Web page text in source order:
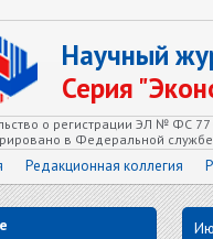
Научный
Серия
о регистрации ЭЛ № ФС 77
в Федеральной
Редакционная коллегия